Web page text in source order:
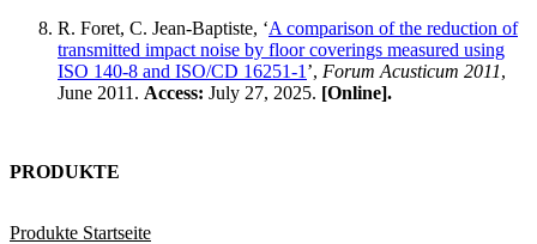
R. Foret, C. Jean-Baptiste, ‘A comparison of the reduction of
transmitted impact noise by floor coverings measured using
ISO 140-8 and ISO/CD 16251-1’, Forum Acusticum 2011,
June 2011. Access: July 27, 2025. [Online].
PRODUKTE
Produkte Startseite